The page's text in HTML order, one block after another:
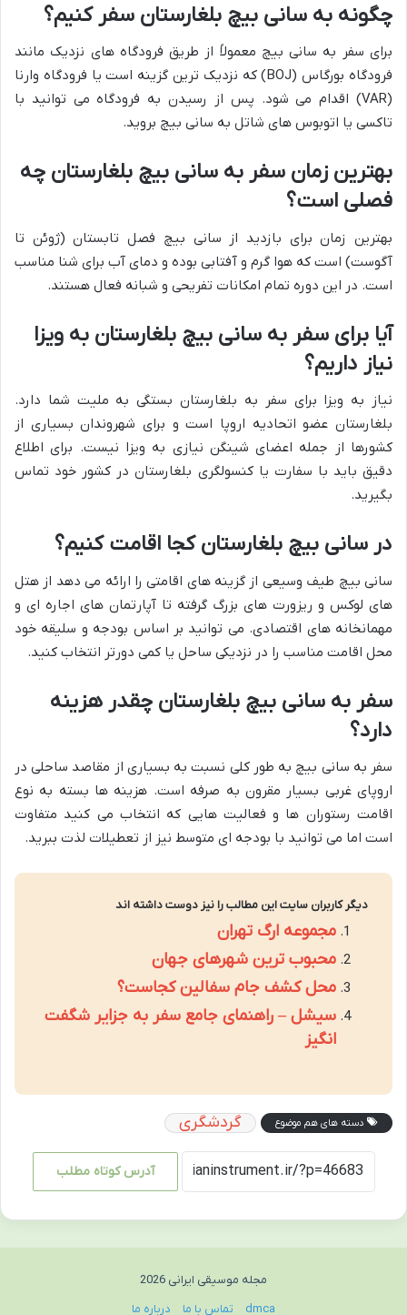
چگونه به سانی بیچ بلغارستان سفر کنیم؟
برای سفر به سانی بیچ معمولاً از طریق فرودگاه های نزدیک مانند
فرودگاه بورگاس (BOJ) که نزدیک ترین گزینه است یا فرودگاه وارنا
(VAR) اقدام می شود. پس از رسیدن به فرودگاه می توانید با
تاکسی یا اتوبوس های شاتل به سانی بیچ بروید.
بهترین زمان سفر به سانی بیچ بلغارستان چه
فصلی است؟
بهترین زمان برای بازدید از سانی بیچ فصل تابستان (ژوئن تا
آگوست) است که هوا گرم و آفتابی بوده و دمای آب برای شنا مناسب
است. در این دوره تمام امکانات تفریحی و شبانه فعال هستند.
آیا برای سفر به سانی بیچ بلغارستان به ویزا
نیاز داریم؟
نیاز به ویزا برای سفر به بلغارستان بستگی به ملیت شما دارد.
بلغارستان عضو اتحادیه اروپا است و برای شهروندان بسیاری از
کشورها از جمله اعضای شینگن نیازی به ویزا نیست. برای اطلاع
دقیق باید با سفارت یا کنسولگری بلغارستان در کشور خود تماس
بگیرید.
در سانی بیچ بلغارستان کجا اقامت کنیم؟
سانی بیچ طیف وسیعی از گزینه های اقامتی را ارائه می دهد از هتل
های لوکس و ریزورت های بزرگ گرفته تا آپارتمان های اجاره ای و
مهمانخانه های اقتصادی. می توانید بر اساس بودجه و سلیقه خود
محل اقامت مناسب را در نزدیکی ساحل یا کمی دورتر انتخاب کنید.
سفر به سانی بیچ بلغارستان چقدر هزینه
دارد؟
سفر به سانی بیچ به طور کلی نسبت به بسیاری از مقاصد ساحلی در
اروپای غربی بسیار مقرون به صرفه است. هزینه ها بسته به نوع
اقامت رستوران ها و فعالیت هایی که انتخاب می کنید متفاوت
است اما می توانید با بودجه ای متوسط نیز از تعطیلات لذت ببرید.
دیگر کاربران سایت این مطالب را نیز دوست داشته اند
مجموعه ارگ تهران
محبوب ترین شهرهای جهان
محل کشف جام سفالین کجاست؟
سیشل – راهنمای جامع سفر به جزایر شگفت
انگیز
دسته های هم موضوع گردشگری
آدرس کوتاه مطلب
مجله موسیقی ایرانی 2026
dmca
تماس با ما درباره ما